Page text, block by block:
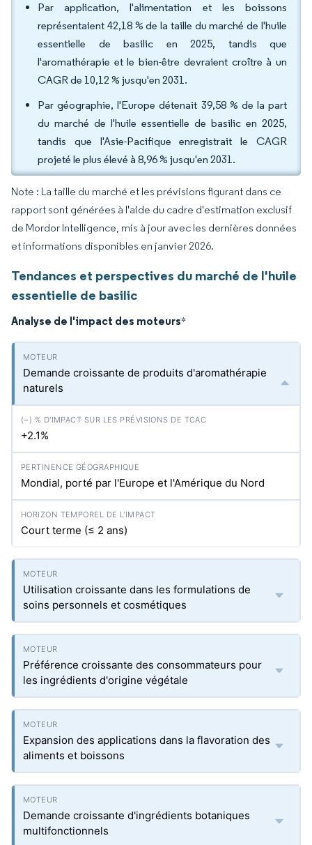
Par application, l'alimentation et les boissons
représentaient 42,18 % de la taille du marché de l'huile
essentielle de basilic en 2025, tandis que
l'aromathérapie et le bien-être devraient croître à un
CAGR de 10,12 % jusqu'en 2031.
Par géographie, l'Europe détenait 39,58 % de la part
du marché de l'huile essentielle de basilic en 2025,
tandis que l'Asie-Pacifique enregistrait le CAGR
projeté le plus élevé à 8,96 % jusqu'en 2031.
Note : La taille du marché et les prévisions figurant dans ce
rapport sont générées à l'aide du cadre d'estimation exclusif
de Mordor Intelligence, mis à jour avec les dernières données
et informations disponibles en janvier 2026.
Tendances et perspectives du marché de l'huile
essentielle de basilic
Analyse de l'impact des moteurs*
Demande croissante de produits d'aromathérapie
naturels
+2.1%
Mondial, porté par l'Europe et l'Amérique du Nord
Court terme (≤ 2 ans)
Utilisation croissante dans les formulations de
soins personnels et cosmétiques
Préférence croissante des consommateurs pour
les ingrédients d'origine végétale
Expansion des applications dans la flavoration des
aliments et boissons
Demande croissante d'ingrédients botaniques
multifonctionnels